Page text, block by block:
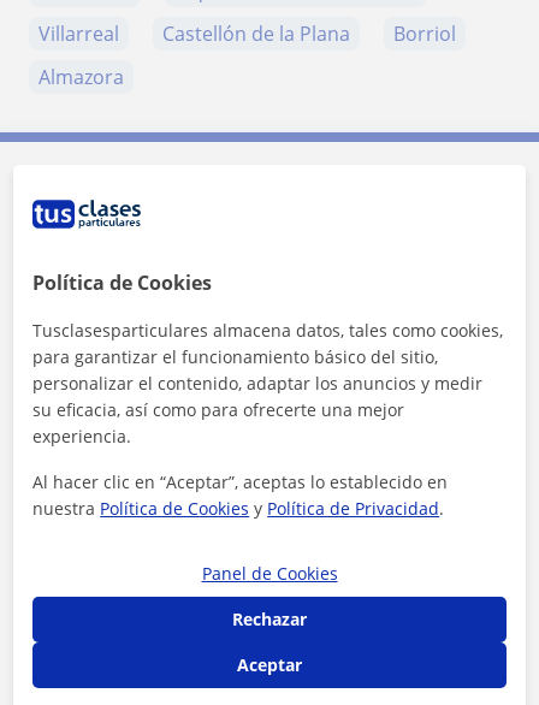
Villarreal
Castellón de la Plana
Borriol
Almazora
Contacta con Lucia
Tarifa
Al hacer clic, aceptas nuestroaviso legaly deprivacidad
Política de Cookies
Tusclasesparticulares almacena datos, tales como cookies,
para garantizar el funcionamiento básico del sitio,
personalizar el contenido, adaptar los anuncios y medir
su eficacia, así como para ofrecerte una mejor
experiencia.
Al hacer clic en “Aceptar”, aceptas lo establecido en
nuestra Política de Cookies y Política de Privacidad.
Panel de Cookies
Rechazar
Aceptar